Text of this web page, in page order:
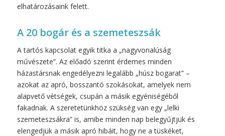
elhatározásaink felett.
A 20 bogár és a szemeteszsák
A tartós kapcsolat egyik titka a „nagyvonalúság
művészete”. Az előadó szerint érdemes minden
házastársnak engedélyezni legalább „húsz bogarat” –
azokat az apró, bosszantó szokásokat, amelyek nem
alapvető vétségek, csupán a másik egyéniségéből
fakadnak. A szeretetünkhöz szükség van egy „lelki
szemeteszsákra” is, amibe minden nap belegyűjtjük és
elengedjük a másik apró hibáit, hogy ne a tüskéket,